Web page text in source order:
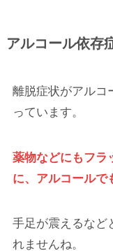
アルコール依存
離脱症状がアルコ
っています。
薬物などにもフラ
に、アルコールで
手足が震えるなど
れませんね。